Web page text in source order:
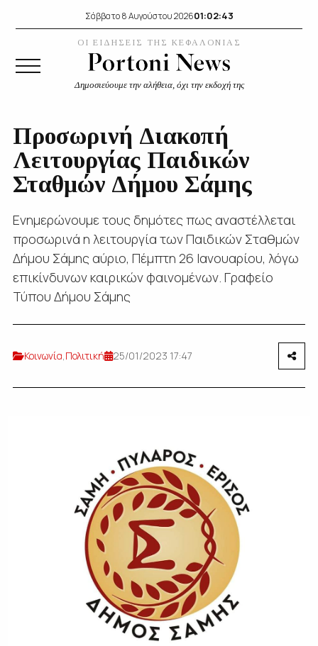
Σάββατο 8 Αυγούστου 202601:02:44
ΟΙ ΕΙΔΗΣΕΙΣ ΤΗΣ ΚΕΦΑΛΟΝΙΑΣ
Δημοσιεύουμε την αλήθεια, όχι την εκδοχή της
Προσωρινή Διακοπή
Λειτουργίας Παιδικών
Σταθμών Δήμου Σάμης
Ενημερώνουμε τους δημότες πως αναστέλλεται
προσωρινά η λειτουργία των Παιδικών Σταθμών
Δήμου Σάμης αύριο, Πέμπτη 26 Ιανουαρίου, λόγω
επικίνδυνων καιρικών φαινομένων. Γραφείο
Τύπου Δήμου Σάμης
Κοινωνία,Πολιτική 25/01/2023 17:47